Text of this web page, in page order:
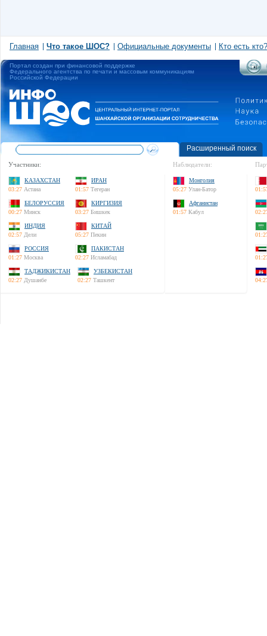
Главная Что такое ШОС? Официальные документы Кто есть кто?
Портал создан при финансовой поддержке
Федерального агентства по печати и массовым коммуникациям
Российской Федерации
Расширенный поиск
Участники:
КАЗАХСТАН
03:27 Астана
ИРАН
01:57 Тегеран
БЕЛОРУССИЯ
00:27 Минск
КИРГИЗИЯ
03:27 Бишкек
ИНДИЯ
02:57 Дели
КИТАЙ
05:27 Пекин
РОССИЯ
01:27 Москва
ПАКИСТАН
02:27 Исламабад
ТАДЖИКИСТАН
02:27 Душанбе
УЗБЕКИСТАН
02:27 Ташкент
Наблюдатели:
Монголия
05:27 Улан-Батор
Афганистан
01:57 Кабул